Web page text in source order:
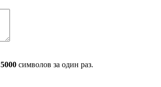
5000 символов за один раз.